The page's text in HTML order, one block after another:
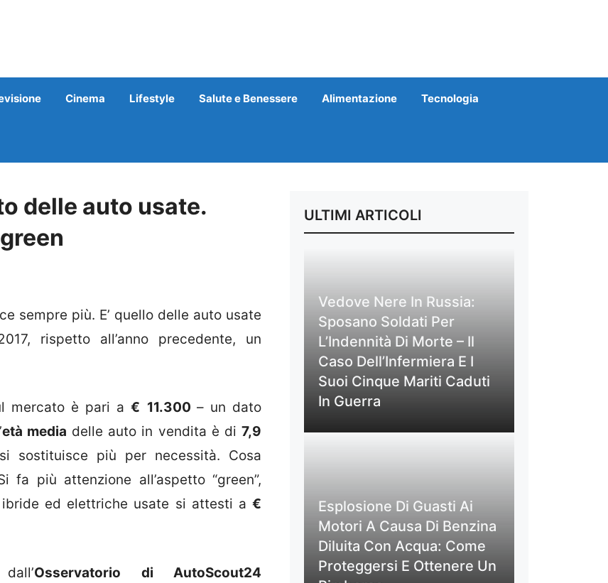
Cinema Lifestyle Salute e Benessere Alimentazione Tecnologia
delle auto usate.
sempre più. E’ quello delle auto usate
rispetto all’anno precedente, un
mercato è pari a€ 11.300 – un dato
età media delle auto in vendita è di7,9
sostituisce più per necessità. Cosa
più attenzione all’aspetto “green”,
ed elettriche usate si attesti a €
Osservatorio di AutoScout24
ULTIMI ARTICOLI
Vedove Nere In Russia:
Sposano Soldati Per
L’Indennità Di Morte – Il
Caso Dell’Infermiera E I
Suoi Cinque Mariti Caduti
In Guerra
Esplosione Di Guasti Ai
Motori A Causa Di Benzina
Diluita Con Acqua: Come
Proteggersi E Ottenere Un